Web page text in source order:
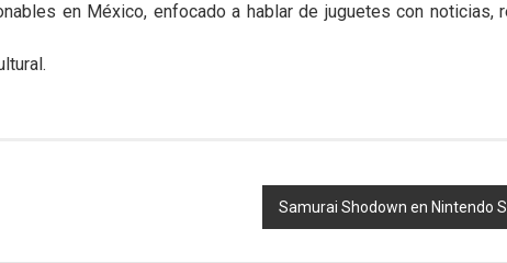
en México, enfocado a hablar de juguetes con noticias,
Samurai Shodown en Nintendo